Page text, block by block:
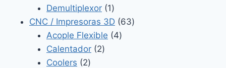
producto
Demultiplexor 11
producto
CNC / Impresoras 3D 6363
Acople Flexible 44
Calentador 22
Coolers 22